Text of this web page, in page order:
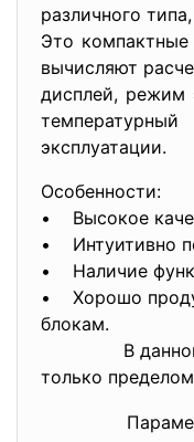
различного
Это
вычисляют
дисплей, режим
эксплуатации.
Особенности:
• Высокое
• Интуитивно
• Наличие
• Хорошо
блокам.
В данном
только